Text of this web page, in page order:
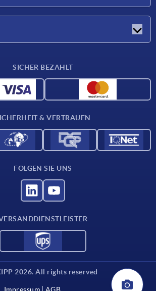
SICHER BEZAHLT
& VERTRAUEN
FOLGEN SIE UNS
2026. All rights reserved